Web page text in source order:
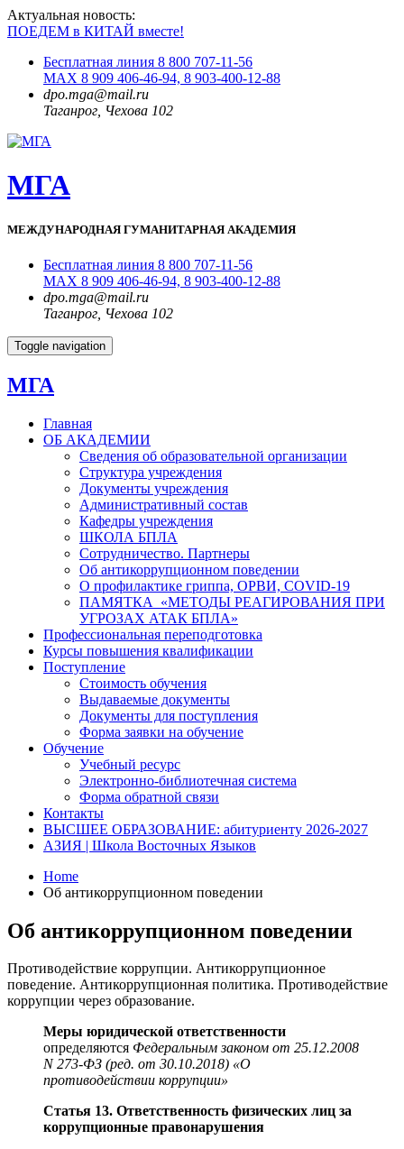
Актуальная новость:
ПОЕДЕМ в КИТАЙ вместе!
Бесплатная линия 8 800 707-11-56
MAX 8 909 406-46-94, 8 903-400-12-88
dpo.mga@mail.ru
Таганрог, Чехова 102
МГА
МЕЖДУНАРОДНАЯ ГУМАНИТАРНАЯ АКАДЕМИЯ
Бесплатная линия 8 800 707-11-56
MAX 8 909 406-46-94, 8 903-400-12-88
dpo.mga@mail.ru
Таганрог, Чехова 102
Toggle navigation
МГА
Главная
ОБ АКАДЕМИИ
Сведения об образовательной организации
Структура учреждения
Документы учреждения
Административный состав
Кафедры учреждения
ШКОЛА БПЛА
Сотрудничество. Партнеры
Об антикоррупционном поведении
О профилактике гриппа, ОРВИ, COVID-19
ПАМЯТКА «МЕТОДЫ РЕАГИРОВАНИЯ ПРИ
УГРОЗАХ АТАК БПЛА»
Профессиональная переподготовка
Курсы повышения квалификации
Поступление
Стоимость обучения
Выдаваемые документы
Документы для поступления
Форма заявки на обучение
Обучение
Учебный ресурс
Электронно-библиотечная система
Форма обратной связи
Контакты
ВЫСШЕЕ ОБРАЗОВАНИЕ: абитуриенту 2026-2027
АЗИЯ | Школа Восточных Языков
Home
Об антикоррупционном поведении
Об антикоррупционном поведении
Противодействие коррупции. Антикоррупционное
поведение. Антикоррупционная политика. Противодействие
коррупции через образование.
Меры юридической ответственности
определяются Федеральным законом от 25.12.2008
N 273-ФЗ (ред. от 30.10.2018) «О
противодействии коррупции»
Статья 13. Ответственность физических лиц за
коррупционные правонарушения